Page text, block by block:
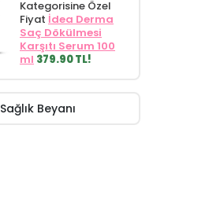
Kategorisine Özel
Fiyat İdea Derma
Saç Dökülmesi
Karşıtı Serum 100
ml 379.90 TL!
Sağlık Beyanı